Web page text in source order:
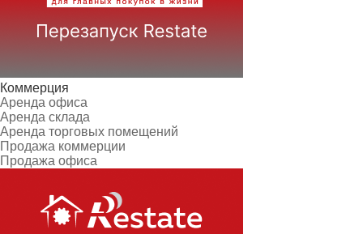
Коммерция
Аренда офиса
Аренда склада
Аренда торговых помещений
Продажа коммерции
Продажа офиса